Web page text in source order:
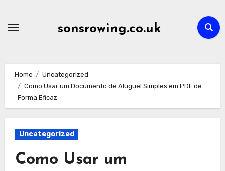
sonsrowing.co.uk
Home
Uncategorized
Como Usar um Documento de Aluguel Simples em PDF de
Forma Eficaz
Uncategorized
Como Usar um